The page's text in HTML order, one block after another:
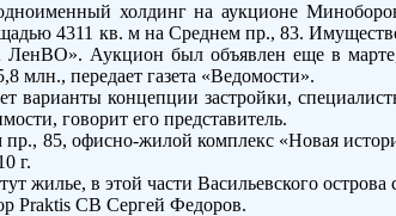
холдинг на аукционе
4311 кв. м на Среднем пр., 83.
Аукцион был объявлен еще в марте,
млн., передает газета «Ведомости».
варианты концепции застройки,
говорит его представитель.
пр., 85, офисно-жилой комплекс «Новая
г.
жилье, в этой части Васильевского
Praktis CB Сергей Федоров.